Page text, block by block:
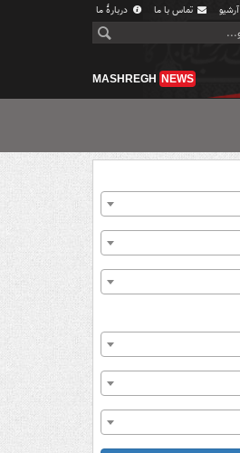
آرشیو تماس با ما دربارهٔ ما
MASHREGH NEWS